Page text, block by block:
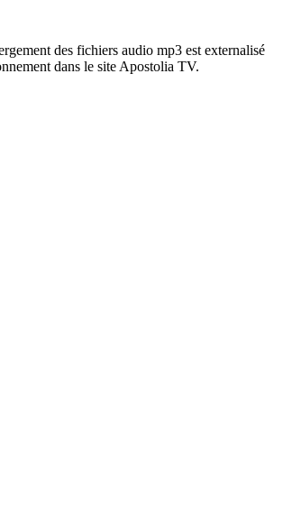
des fichiers audio mp3 est externalisé
dans le site Apostolia TV.